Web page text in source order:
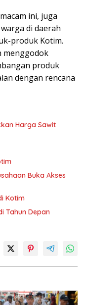
ini, juga
di daerah
produk Kotim.
menggodok
produk
dengan rencana
Harga Sawit
Buka Akses
Kotim
Tahun Depan